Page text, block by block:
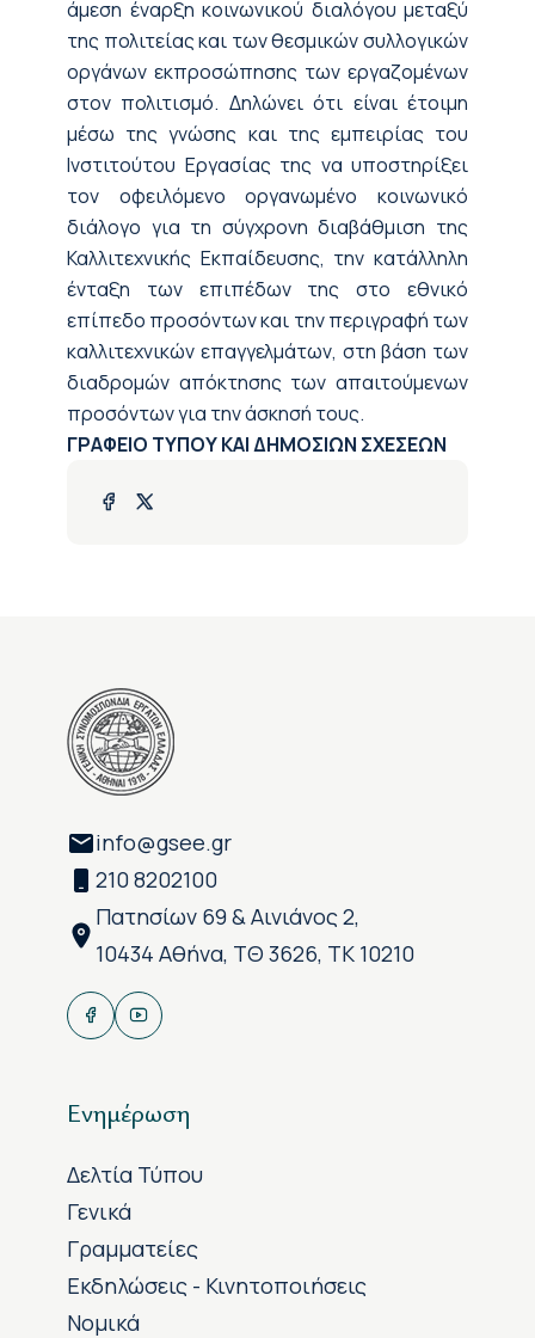
άμεση έναρξη κοινωνικού διαλόγου μεταξύ
της πολιτείας και των θεσμικών συλλογικών
οργάνων εκπροσώπησης των εργαζομένων
στον πολιτισμό. Δηλώνει ότι είναι έτοιμη
μέσω της γνώσης και της εμπειρίας του
Ινστιτούτου Εργασίας της να υποστηρίξει
τον οφειλόμενο οργανωμένο κοινωνικό
διάλογο για τη σύγχρονη διαβάθμιση της
Καλλιτεχνικής Εκπαίδευσης, την κατάλληλη
ένταξη των επιπέδων της στο εθνικό
επίπεδο προσόντων και την περιγραφή των
καλλιτεχνικών επαγγελμάτων, στη βάση των
διαδρομών απόκτησης των απαιτούμενων
προσόντων για την άσκησή τους.
ΓΡΑΦΕΙΟ ΤΥΠΟΥ ΚΑΙ ΔΗΜΟΣΙΩΝ ΣΧΕΣΕΩΝ
info@gsee.gr
210 8202100
Πατησίων 69 & Αινιάνος 2,
10434 Αθήνα, ΤΘ 3626, ΤΚ 10210
Ενημέρωση
Δελτία Τύπου
Γενικά
Γραμματείες
Εκδηλώσεις - Κινητοποιήσεις
Νομικά